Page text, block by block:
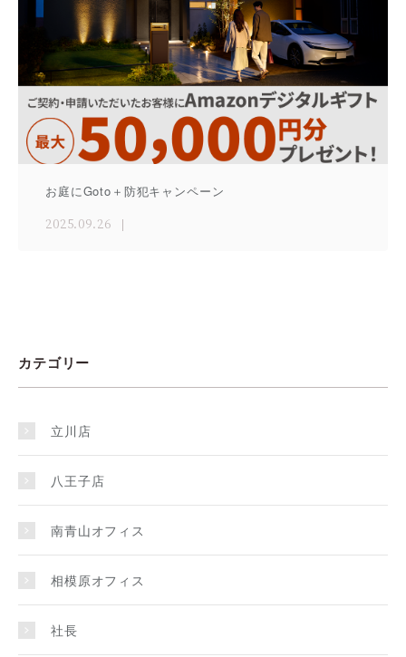
お庭にGoto＋防犯キャンペーン
2025.09.26
カテゴリー
立川店
八王子店
南青山オフィス
相模原オフィス
社長